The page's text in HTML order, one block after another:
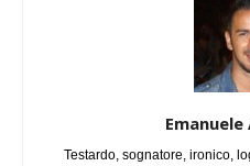
Testardo, sognatore, ironico,